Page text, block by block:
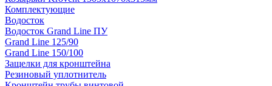
Комплектующие
Водосток
Водосток Grand Line ПУ
Grand Line 125/90
Grand Line 150/100
Защелки для кронштейна
Резиновый уплотнитель